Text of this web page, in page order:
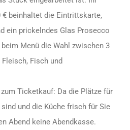
€ beinhaltet die Eintrittskarte,
ein prickelndes Glas Prosecco
Menü die Wahl zwischen 3
Fisch und
Ticketkauf: Da die Plätze für
und die Küche frisch für Sie
Abend keine Abendkasse.